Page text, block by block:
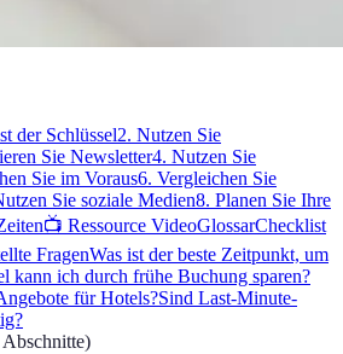
der Schlüssel2. Nutzen Sie
Sie Newsletter4. Nutzen Sie
Sie im Voraus6. Vergleichen Sie
Sie soziale Medien8. Planen Sie Ihre
📺 Ressource VideoGlossarChecklist
FragenWas ist der beste Zeitpunkt, um
kann ich durch frühe Buchung sparen?
für Hotels?Sind Last-Minute-
Abschnitte)